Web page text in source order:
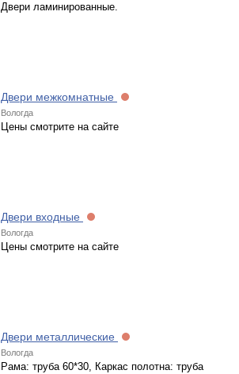
Двери ламинированные.
Двери межкомнатные
Вологда
Цены смотрите на сайте
Двери входные
Вологда
Цены смотрите на сайте
Двери металлические
Вологда
Рама: труба 60*30, Каркас полотна: труба